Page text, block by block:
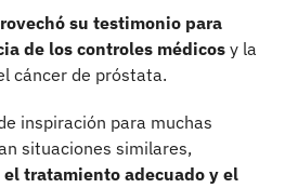
su testimonio para
de los controles médicos y la
cáncer de próstata.
inspiración para muchas
situaciones similares,
el tratamiento adecuado y el